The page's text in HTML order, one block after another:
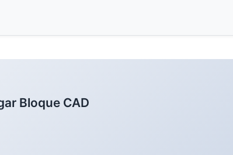
Bloque CAD